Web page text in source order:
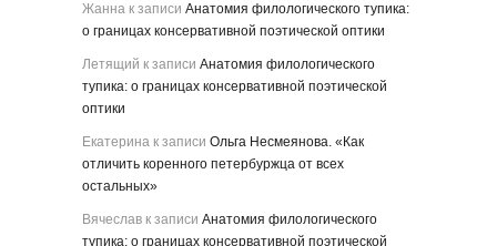
Жанна к записи Анатомия филологического тупика:
о границах консервативной поэтической оптики
Летящий к записи Анатомия филологического
тупика: о границах консервативной поэтической
оптики
Екатерина к записи Ольга Несмеянова. «Как
отличить коренного петербуржца от всех
остальных»
Вячеслав к записи Анатомия филологического
тупика: о границах консервативной поэтической